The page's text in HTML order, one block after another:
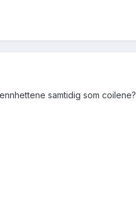
samtidig som coilene?